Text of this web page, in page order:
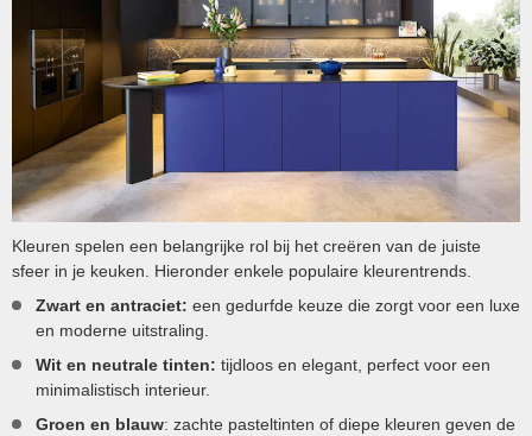
Kleuren spelen een belangrijke rol bij het creëren van de juiste
sfeer in je keuken. Hieronder enkele populaire kleurentrends.
Zwart en antraciet: een gedurfde keuze die zorgt voor een luxe
en moderne uitstraling.
Wit en neutrale tinten: tijdloos en elegant, perfect voor een
minimalistisch interieur.
Groen en blauw: zachte pasteltinten of diepe kleuren geven de